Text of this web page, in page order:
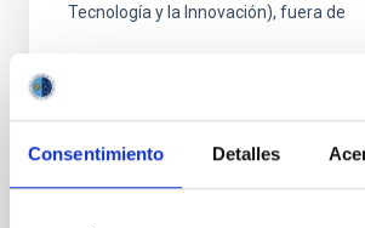
Consentimiento Detalles
Tecnología y la Innovación), fuera de